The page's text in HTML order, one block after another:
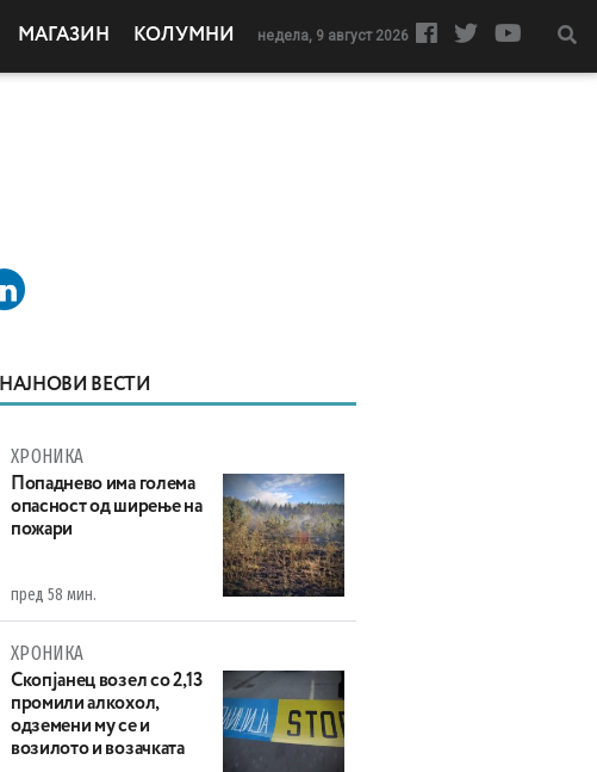
МАГАЗИН КОЛУМНИ недела, 9 август 2026
НАЈНОВИ ВЕСТИ
ХРОНИКА
Попаднево има голема
опасност од ширење на
пожари
пред 58 мин.
ХРОНИКА
Скопјанец возел со 2,13
промили алкохол,
одземени му се и
возилото и возачката